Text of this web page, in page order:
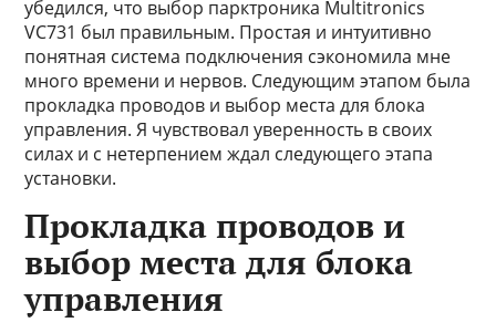
убедился, что выбор парктроника Multitronics
VC731 был правильным. Простая и интуитивно
понятная система подключения сэкономила мне
много времени и нервов. Следующим этапом была
прокладка проводов и выбор места для блока
управления. Я чувствовал уверенность в своих
силах и с нетерпением ждал следующего этапа
установки.
Прокладка проводов и
выбор места для блока
управления